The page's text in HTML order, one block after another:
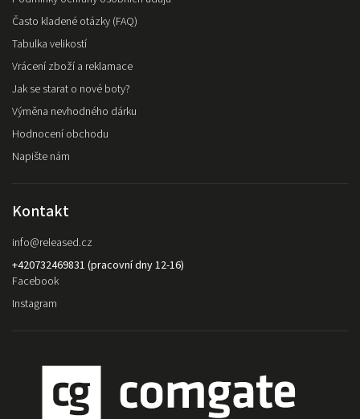
Často kladené otázky (FAQ)
Tabulka velikostí
Vrácení zboží a reklamace
Jak se starat o nové boty?
Výměna nevhodného dárku
Hodnocení obchodu
Napište nám
Kontakt
info@released.cz
+420732469831 (pracovní dny 12-16)
Facebook
Instagram